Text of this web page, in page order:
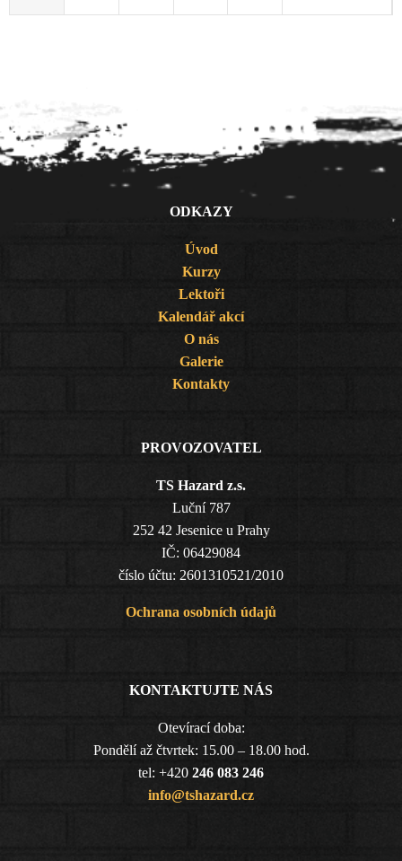
ODKAZY
Úvod
Kurzy
Lektoři
Kalendář akcí
O nás
Galerie
Kontakty
PROVOZOVATEL
TS Hazard z.s.
Luční 787
252 42 Jesenice u Prahy
IČ: 06429084
číslo účtu: 2601310521/2010
Ochrana osobních údajů
KONTAKTUJTE NÁS
Otevírací doba:
Pondělí až čtvrtek: 15.00 – 18.00 hod.
tel: +420 246 083 246
info@tshazard.cz